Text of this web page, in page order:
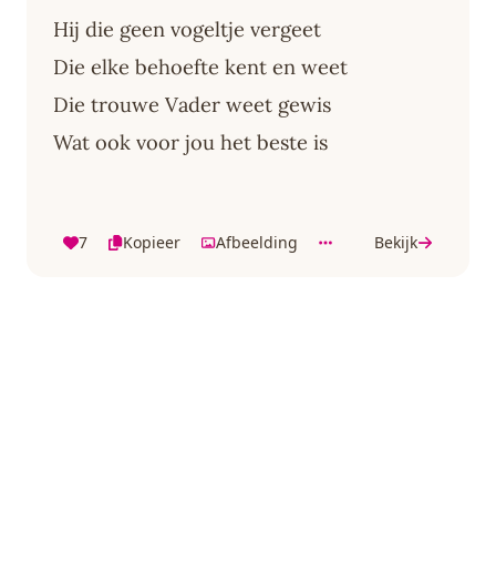
Hij die geen vogeltje vergeet
Die elke behoefte kent en weet
Die trouwe Vader weet gewis
Wat ook voor jou het beste is
7 Kopieer Afbeelding Bekijk